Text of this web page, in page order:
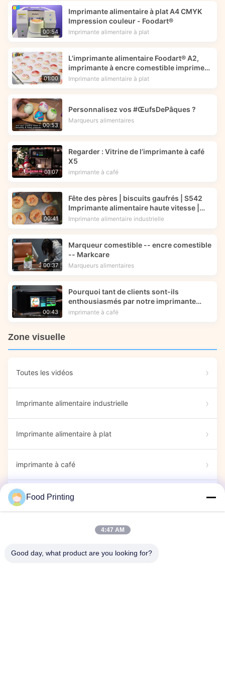
00:54
Imprimante alimentaire à plat A4 CMYK
Impression couleur - Foodart®
Imprimante alimentaire à plat
01:00
L'imprimante alimentaire Foodart® A2,
imprimante à encre comestible imprime
une image de fleur sur des macarons.
Imprimante alimentaire à plat
00:53
Personnalisez vos #ŒufsDePâques ?
Marqueurs alimentaires
01:07
Regarder : Vitrine de l’imprimante à café
X5
imprimante à café
00:41
Fête des pères | biscuits gaufrés | S542
Imprimante alimentaire haute vitesse |
Technologie d'impression alimentaire
Imprimante alimentaire industrielle
00:37
Marqueur comestible -- encre comestible
-- Markcare
Marqueurs alimentaires
00:43
Pourquoi tant de clients sont-ils
enthousiasmés par notre imprimante
alimentaire X5 ?
imprimante à café
Zone visuelle
Toutes les vidéos
Imprimante alimentaire industrielle
Imprimante alimentaire à plat
imprimante à café
Marqueurs alimentaires
imprimante de capsule
Food Printing
4:47 AM
Good day, what product are you looking for?